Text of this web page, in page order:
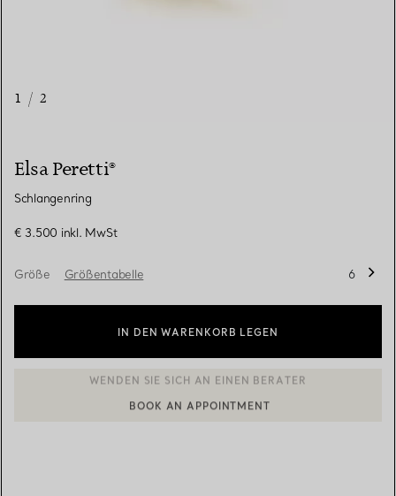
1 / 2
Elsa Peretti®
Schlangenring
€ 3.500 inkl. MwSt
Größe Größentabelle 6
IN DEN WARENKORB LEGEN
EINEN KUNDENBERATER KONTAKTIEREN ODER EINEN